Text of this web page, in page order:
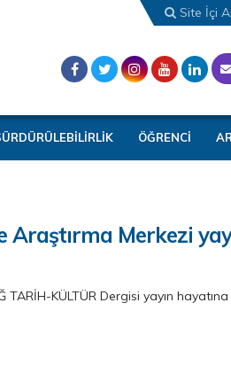
Site İçi
ÖĞRENCİ
Merkezi
KÜLTÜR Dergisi yayın hayatına